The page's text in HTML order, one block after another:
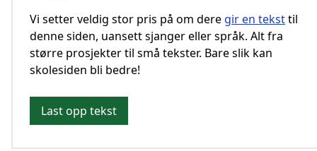
Vi setter veldig stor pris på om dere gir en teksttil
denne siden, uansett sjanger eller språk. Alt fra
større prosjekter til små tekster. Bare slik kan
skolesiden bli bedre!
Last opp tekst